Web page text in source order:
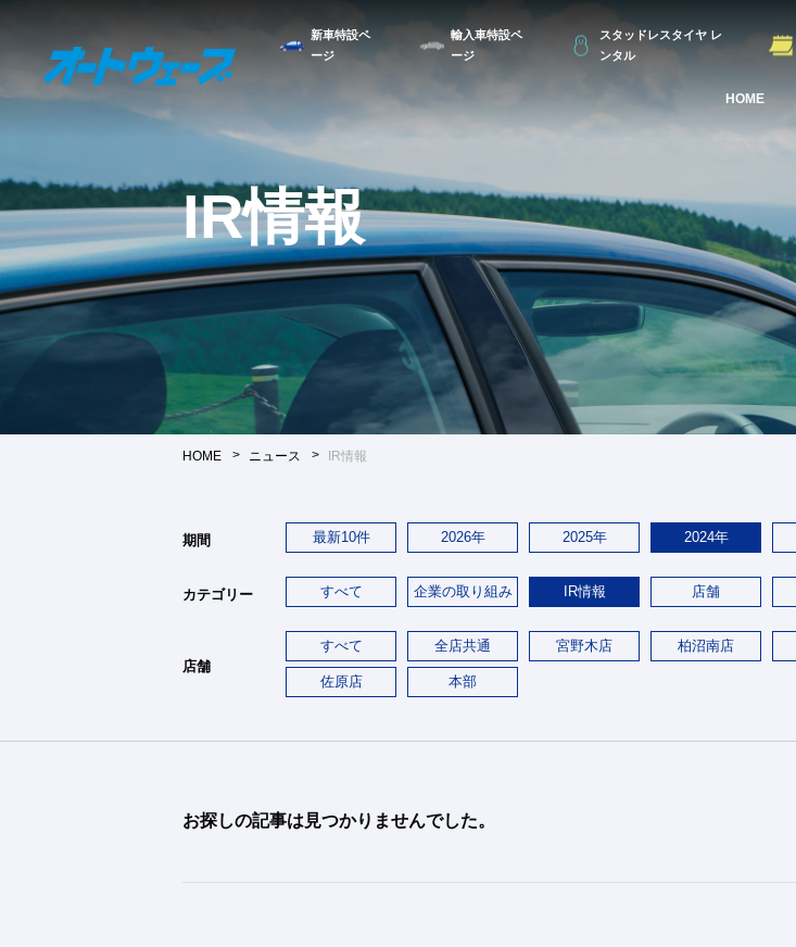
新車特設ペ
ージ
輸入車特設ペ
ージ
スタッドレスタイヤ レ
ンタル
HOME
IR情報
HOME ニュース IR情報
期間 最新10件 2026年 2025年 2024年
カテゴリー すべて 企業の取り組み IR情報 店舗
店舗
すべて 全店共通 宮野木店 柏沼南店
佐原店 本部
お探しの記事は見つかりませんでした。